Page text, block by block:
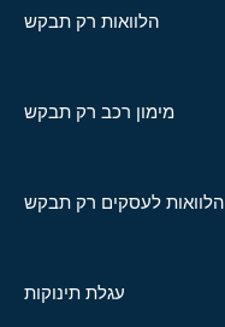
הלוואות רק תבקש
מימון רכב רק תבקש
הלוואות לעסקים רק תבקש
עגלת תינוקות